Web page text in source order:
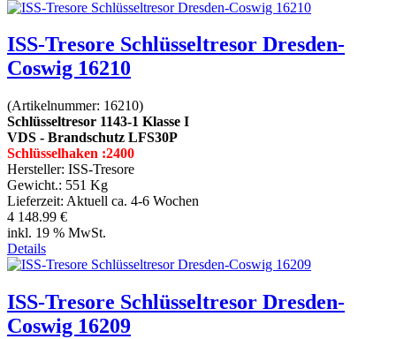
ISS-Tresore Schlüsseltresor Dresden-
Coswig 16210
(Artikelnummer: 16210)
Schlüsseltresor 1143-1 Klasse I
VDS - Brandschutz LFS30P
Schlüsselhaken :2400
Hersteller: ISS-Tresore
Gewicht.: 551 Kg
Lieferzeit: Aktuell ca. 4-6 Wochen
4 148.99 €
inkl. 19 % MwSt.
Details
ISS-Tresore Schlüsseltresor Dresden-
Coswig 16209